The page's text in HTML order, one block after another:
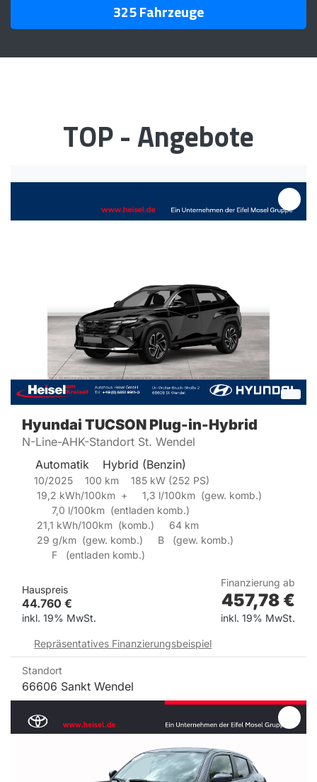
325Fahrzeuge
TOP - Angebote
Hyundai TUCSON Plug-in-Hybrid
N-Line-AHK-Standort St. Wendel
Automatik
Hybrid (Benzin)
10/2025 100 km 185 kW (252 PS)
19,2 kWh/100km + 1,3 l/100km (gew. komb.)
7,0 l/100km (entladen komb.)
21,1 kWh/100km (komb.) 64 km
29 g/km (gew. komb.) B
(gew. komb.)
F
(entladen komb.)
Hauspreis
44.760 €
inkl. 19% MwSt.
Finanzierung ab
457,78 €
inkl. 19% MwSt.
Repräsentatives Finanzierungsbeispiel
Standort
66606 Sankt Wendel